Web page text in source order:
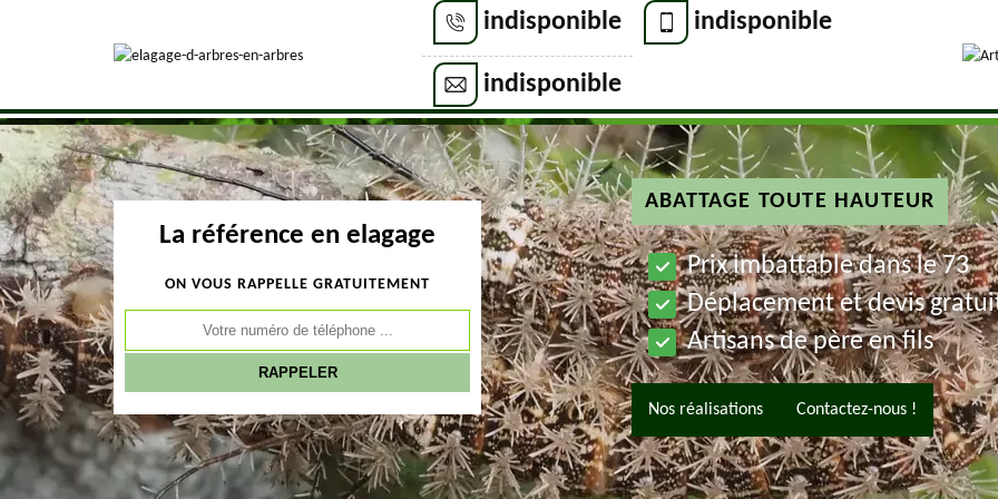
indisponible indisponible
indisponible
La référence en elagage
ON VOUS RAPPELLE GRATUITEMENT
ABATTAGE TOUTE HAUTEUR
Prix imbattable dans le 73
Déplacement et devis
Artisans de père en fils
Nos réalisations Contactez-nous !